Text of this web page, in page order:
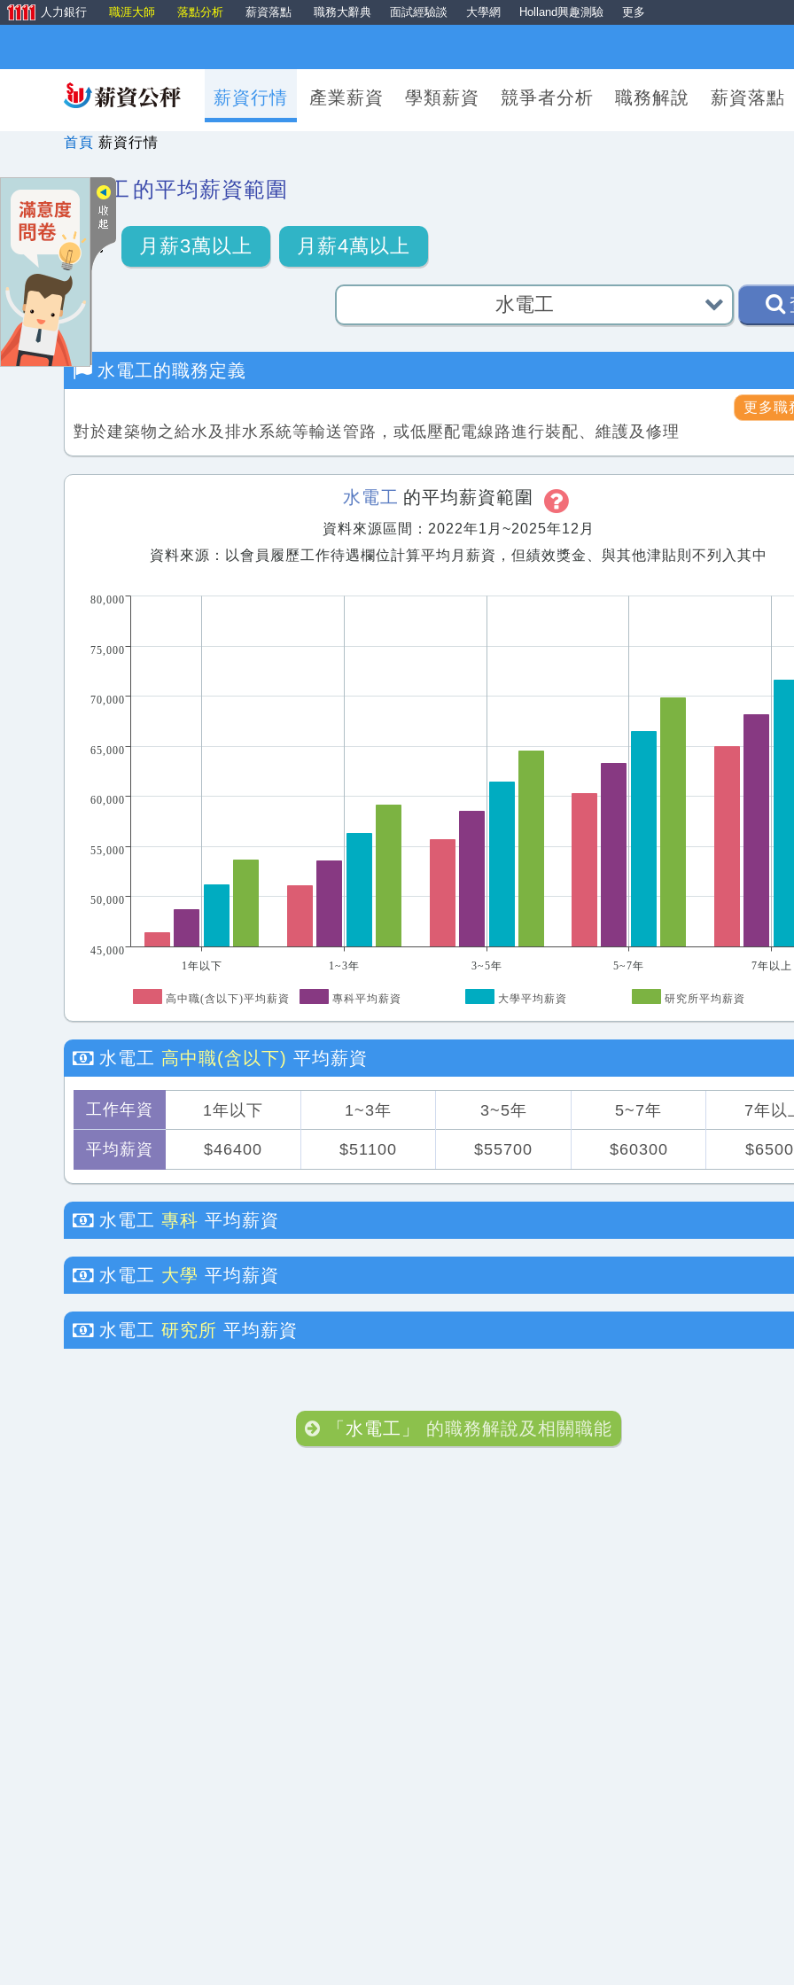
人力銀行 職涯大師 落點分析 薪資落點 職務大辭典 面試經驗談 大學網 Holland興趣測驗 更多
薪資行情 產業薪資 學類薪資 競爭者分析 職務解說 薪資落點
首頁 薪資行情
水電工 的平均薪資範圍
月薪3萬以上 月薪4萬以上
水電工的職務定義
更多職
對於建築物之給水及排水系統等輸送管路，或低壓配電線路進行裝配、維護及修理
水電工 的平均薪資範圍
資料來源區間：2022年1月~2025年12月
資料來源：以會員履歷工作待遇欄位計算平均月薪資，但績效獎金、與其他津貼則不列入其中
1年以下 1~3年 3~5年 5~7年 7年以上
45,000
50,000
55,000
60,000
65,000
70,000
75,000
80,000
高中職(含以下)平均薪資 專科平均薪資 大學平均薪資 研究所平均薪資
水電工 高中職(含以下) 平均薪資
工作年資
平均薪資
1年以下 1~3年 3~5年 5~7年 7年以
$46400 $51100 $55700 $60300
水電工 專科 平均薪資
水電工 大學 平均薪資
水電工 研究所 平均薪資
「水電工」 的職務解說及相關職能